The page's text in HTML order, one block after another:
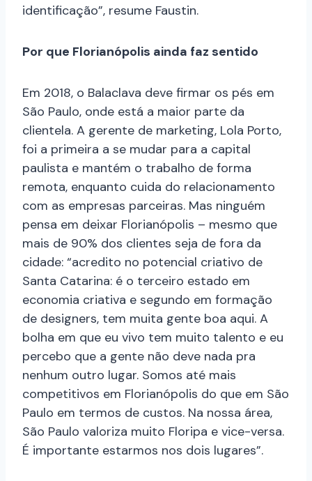
identificação”, resume Faustin.
Por que Florianópolis ainda faz sentido
Em 2018, o Balaclava deve firmar os pés em
São Paulo, onde está a maior parte da
clientela. A gerente de marketing, Lola Porto,
foi a primeira a se mudar para a capital
paulista e mantém o trabalho de forma
remota, enquanto cuida do relacionamento
com as empresas parceiras. Mas ninguém
pensa em deixar Florianópolis – mesmo que
mais de 90% dos clientes seja de fora da
cidade: “acredito no potencial criativo de
Santa Catarina: é o terceiro estado em
economia criativa e segundo em formação
de designers, tem muita gente boa aqui. A
bolha em que eu vivo tem muito talento e eu
percebo que a gente não deve nada pra
nenhum outro lugar. Somos até mais
competitivos em Florianópolis do que em São
Paulo em termos de custos. Na nossa área,
São Paulo valoriza muito Floripa e vice-versa.
É importante estarmos nos dois lugares”.